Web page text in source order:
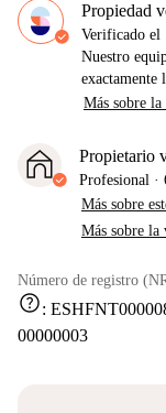
Propiedad
Verificado el
Nuestro
exactamente
Más sobre
Propietario
Profesional ·
Más sobre
Más sobre
Número de registro
help:
00000003